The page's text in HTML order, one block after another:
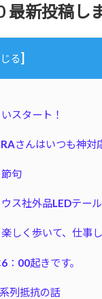
新投稿しま
る]
スタート！
さんはいつも神対
句
ス社外品LEDテー
く歩いて、仕事し
00起きです。
列抵抗の話